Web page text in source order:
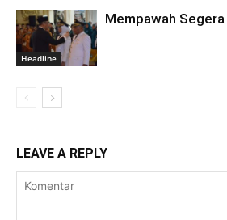
Headline
Mempawah Segera
LEAVE A REPLY